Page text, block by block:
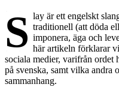
S lay är ett engelskt
traditionell (att döda
imponera, äga och
här artikeln förklarar
sociala medier, varifrån ordet
på svenska, samt vilka andra
sammanhang.